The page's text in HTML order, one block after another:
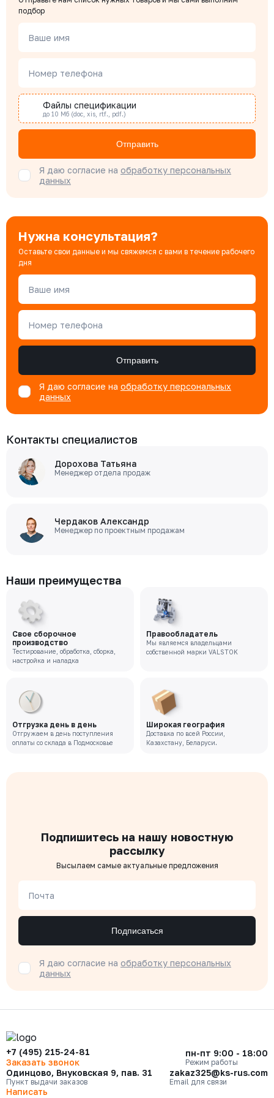
Чердаков Александр
Специалист отдела снабжения
Бондарюк Евгения
Специалист отдела продаж
подбор
Ваше имя
Номер телефона
Файлы спецификации
до 10 Мб (doc, xis, rtf., pdf.)
Отправить
Я даю согласие на обработку персональных
данных
Нужна консультация?
Оставьте свои данные и мы свяжемся с вами в течение рабочего
дня
Ваше имя
Номер телефона
Отправить
Я даю согласие на обработку персональных
данных
Контакты специалистов
Дорохова Татьяна
Менеджер отдела продаж
Чердаков Александр
Менеджер по проектным продажам
Наши преимущества
Свое сборочное
производство
Тестирование, обработка, сборка,
настройка и наладка
Правообладатель
Мы являемся владельцами
собственной марки VALSTOK
Отгрузка день в день
Отгружаем в день поступления
оплаты со склада в Подмосковье
Широкая география
Доставка по всей России,
Казахстану, Беларуси.
Подпишитесь на нашу новостную
рассылку
Высылаем самые актуальные предложения
Почта
Подписаться
Я даю согласие на обработку персональных
данных
+7 (495) 215-24-81
Заказать звонок
пн-пт 9:00 - 18:00
Режим работы
Одинцово, Внуковская 9, пав. 31
Пункт выдачи заказов
zakaz325@ks-rus.com
Email для связи
Написать